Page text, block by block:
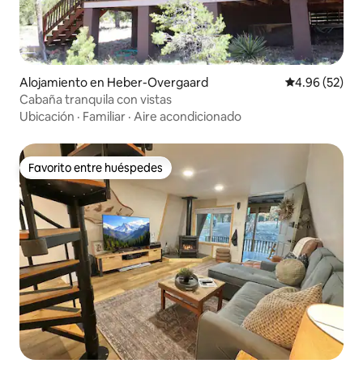
Alojamiento en Heber-Overgaard Calificación
4.96 (52)
Cabaña tranquila con vistas
Ubicación · Familiar · Aire acondicionado
Favorito entre huéspedes
Favorito entre huéspedes